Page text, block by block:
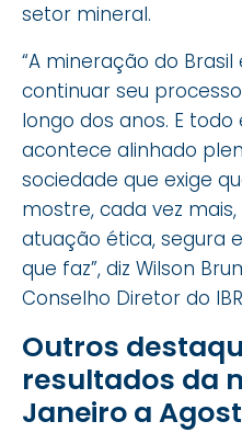
setor mineral.
“A mineração do
continuar seu
longo dos anos. E
acontece alinhado
sociedade que exige
mostre, cada vez
atuação ética, segura
que faz”, diz Wilson
Conselho Diretor do
Outros
resultados da
Janeiro a